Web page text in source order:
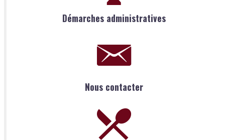
Démarches administratives
Nous contacter